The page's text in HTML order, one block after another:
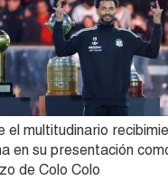
el multitudinario
en su presentación
de Colo Colo